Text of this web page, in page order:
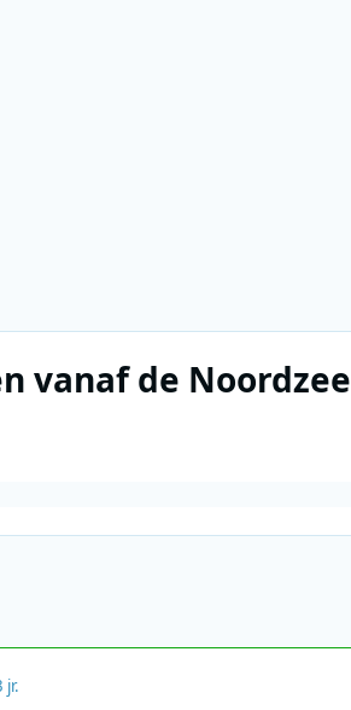
vanaf de Noordzee
jr.